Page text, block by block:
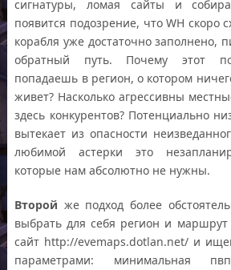
сигнатуры, ломая сайты и
появится подозрение, что WH скоро
корабля уже достаточно заполнено,
обратный путь. Почему этот
попадаешь в регион, о котором
живет? Насколько агрессивны
здесь конкурентов? Потенциально
вытекает из опасности
любимой астерки это
которые нам абсолютно не нужны.
Второй же подход более
выбрать для себя регион и
сайт http://evemaps.dotlan.net/ и
параметрами: минимальная